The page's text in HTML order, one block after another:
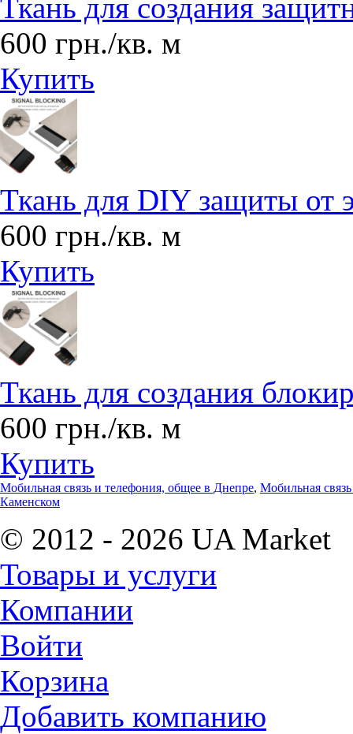
Ткань для создания
600 грн./кв. м
Купить
Ткань для DIY защиты от
600 грн./кв. м
Купить
Ткань для создания
600 грн./кв. м
Купить
Мобильная связь и телефония, общее в Днепре, Мобильная
Каменском
© 2012 - 2026 UA Market
Товары и услуги
Компании
Войти
Корзина
Добавить компанию